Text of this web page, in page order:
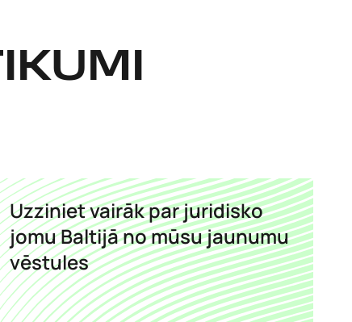
Uzziniet vairāk par juridisko
jomu Baltijā no mūsu jaunumu
vēstules